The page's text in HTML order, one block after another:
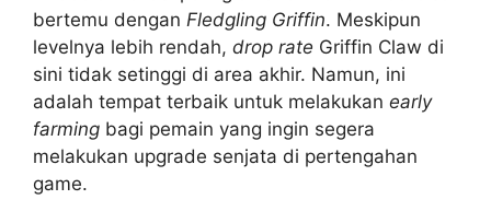
bertemu dengan Fledgling Griffin. Meskipun
levelnya lebih rendah, drop rate Griffin Claw di
sini tidak setinggi di area akhir. Namun, ini
adalah tempat terbaik untuk melakukan early
farming bagi pemain yang ingin segera
melakukan upgrade senjata di pertengahan
game.